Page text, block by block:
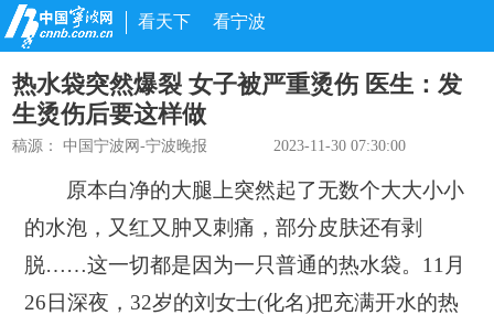
看天下 看宁波
热水袋突然爆裂 女子被严重烫伤 医生：发
生烫伤后要这样做
稿源：中国宁波网-宁波晚报 2023-11-30 07:30:00
原本白净的大腿上突然起了无数个大大小小
的水泡，又红又肿又刺痛，部分皮肤还有剥
脱……这一切都是因为一只普通的热水袋。11月
26日深夜，32岁的刘女士(化名)把充满开水的热